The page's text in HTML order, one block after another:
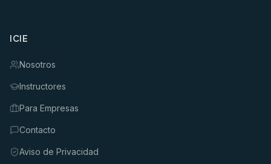
ICIE
Nosotros
Instructores
Para Empresas
Contacto
Aviso de Privacidad